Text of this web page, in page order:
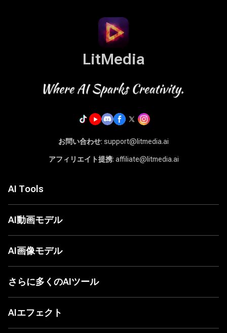
LitMedia
お問い合わせ: support@litmedia.ai
アフィリエイト提携: affiliate@litmedia.ai
AI Tools
AI音楽ジェネレーター
Seed Audio 1.0
画像から動画へ
テキストから動画へ
画像から画像
テキストから画像
AI動画アニメーション
AI動画延長
AI動画モデル
Seedance 2.5
Seedance 2.0
Seedance 2.0 Mini
Grok 1.5
Happy Horse 1.0
Veo 3.1
Kling 3.0
AI画像モデル
Nano Banana 2
Seedream 5.0
Seedream 5.0 Pro
Seedream 4.5
Flux
さらに多くのAIツール
AIワールドカップソング
AIドッキリ動画ジェネレーター
AIエフェクト